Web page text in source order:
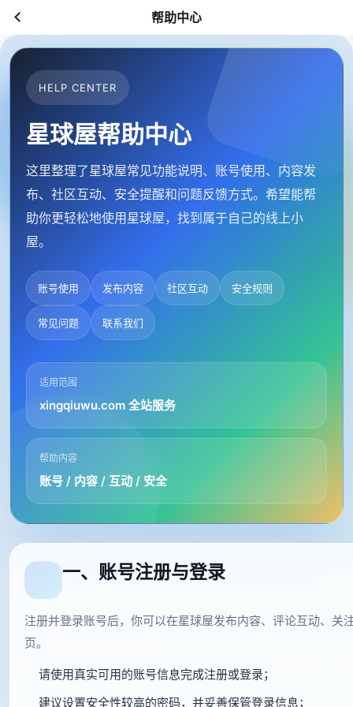
帮助中心
HELP CENTER
星球屋帮助中心
这里整理了星球屋常见功能说明、账号使用、内容发
布、社区互动、安全提醒和问题反馈方式。希望能帮
助你更轻松地使用星球屋，找到属于自己的线上小
屋。
账号使用 发布内容 社区互动 安全规则
常见问题 联系我们
适用范围
xingqiuwu.com 全站服务
帮助内容
账号 / 内容 / 互动 / 安全
一、账号注册与登录
注册并登录账号后，你可以在星球屋发布内容、评论互动、关
页。
请使用真实可用的账号信息完成注册或登录；
建议设置安全性较高的密码，并妥善保管登录信息；